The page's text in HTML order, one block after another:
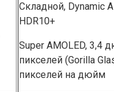
Складной, Dynamic
H͏DR10+
Super AMOLED, 3,4
пикселей (Gorilla
пикселей на дюйм